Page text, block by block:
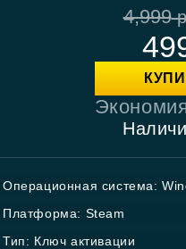
4,999
Операционная система:
Платформа: Steam
Тип: Ключ активации